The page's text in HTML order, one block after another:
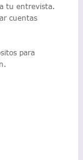
tu entrevista.
cuentas
para